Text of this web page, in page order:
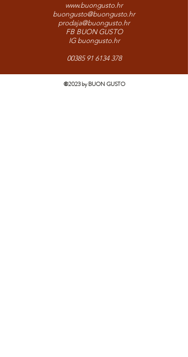
www.buongusto.hr
buongusto@buongusto.hr
prodaja@buongusto.hr
FB BUON GUSTO
IG buongusto.hr
00385 91 6134 378
©2023 by BUON GUSTO